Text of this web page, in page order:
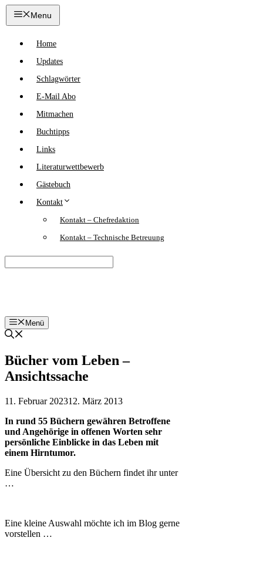
Zum
Inhalt
Menu
Home
Updates
Schlagwörter
E-Mail Abo
Mitmachen
Buchtipps
Links
Literaturwettbewerb
Gästebuch
Kontakt
Kontakt – Chefredaktion
Kontakt – Technische Betreuung
Menü
Bücher vom Leben –
Ansichtssache
11. Februar 202312. März 2013
In rund 55 Büchern gewähren Betroffene
und Angehörige in offenen Worten sehr
persönliche Einblicke in das Leben mit
einem Hirntumor.
Eine Übersicht zu den Büchern findet ihr unter
…
Eine kleine Auswahl möchte ich im Blog gerne
vorstellen …